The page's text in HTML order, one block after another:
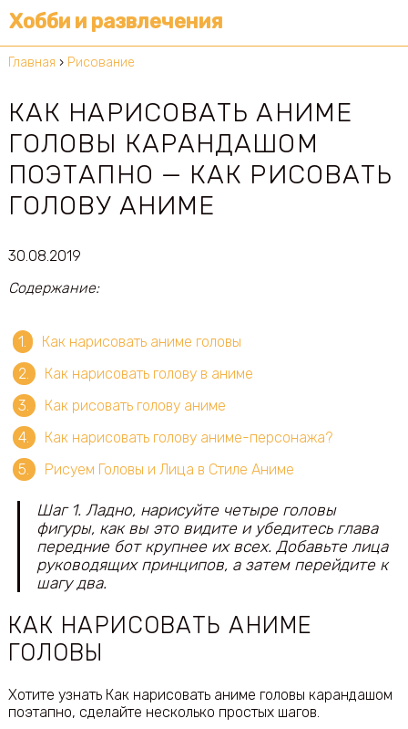
Хобби и развлечения
Главная › Рисование
КАК НАРИСОВАТЬ АНИМЕ
ГОЛОВЫ КАРАНДАШОМ
ПОЭТАПНО — КАК РИСОВАТЬ
ГОЛОВУ АНИМЕ
30.08.2019
Содержание:
Как нарисовать аниме головы
Как нарисовать голову в аниме
Как рисовать голову аниме
Как нарисовать голову аниме-персонажа?
Рисуем Головы и Лица в Стиле Аниме
Шаг 1. Ладно, нарисуйте четыре головы
фигуры, как вы это видите и убедитесь глава
передние бот крупнее их всех. Добавьте лица
руководящих принципов, а затем перейдите к
шагу два.
КАК НАРИСОВАТЬ АНИМЕ
ГОЛОВЫ
Хотите узнать Как нарисовать аниме головы карандашом
поэтапно, сделайте несколько простых шагов.